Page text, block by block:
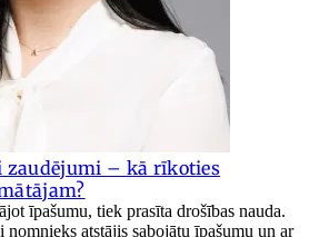
– kā rīkoties
īpašumu, tiek prasīta drošības nauda.
atstājis sabojātu īpašumu un ar